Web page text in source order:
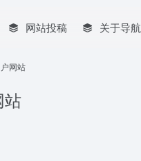
网站投稿 关于导航
网站
站